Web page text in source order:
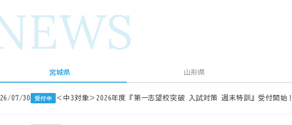
宮城県 山形県
07/30 受付中 ＜中3対象＞2026年度『第一志望校突破 入試対策 週末特訓』受付開始！